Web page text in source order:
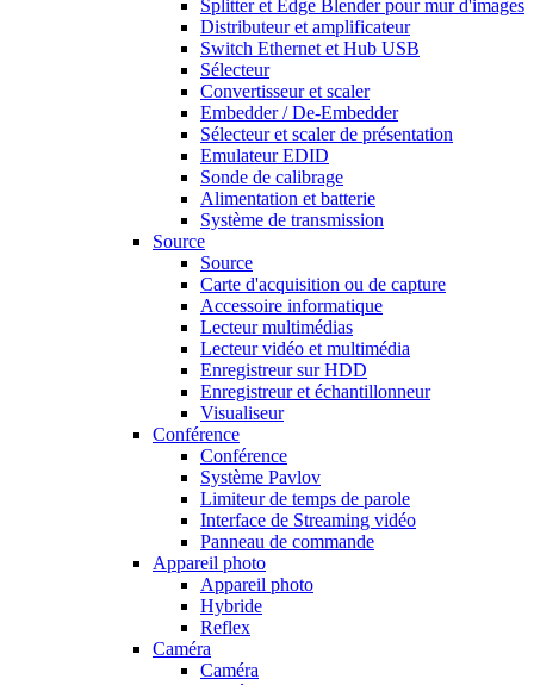
Splitter et Edge Blender pour mur d'images
Distributeur et amplificateur
Switch Ethernet et Hub USB
Sélecteur
Convertisseur et scaler
Embedder / De-Embedder
Sélecteur et scaler de présentation
Emulateur EDID
Sonde de calibrage
Alimentation et batterie
Système de transmission
Source
Source
Carte d'acquisition ou de capture
Accessoire informatique
Lecteur multimédias
Lecteur vidéo et multimédia
Enregistreur sur HDD
Enregistreur et échantillonneur
Visualiseur
Conférence
Conférence
Système Pavlov
Limiteur de temps de parole
Interface de Streaming vidéo
Panneau de commande
Appareil photo
Appareil photo
Hybride
Reflex
Caméra
Caméra